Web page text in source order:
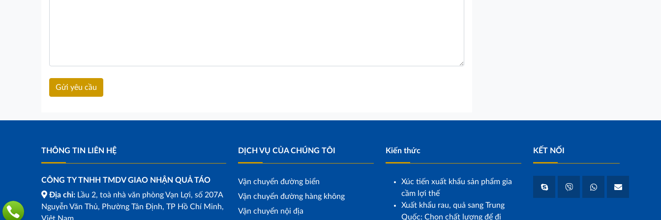
THÔNG TIN LIÊN HỆ
CÔNG TY TNHH TMDV GIAO NHẬN QUẢ TÁO
Địa chỉ: Lầu 2, toà nhà văn phòng Vạn Lợi, số 207A
Nguyễn Văn Thủ, Phường Tân Định, TP Hồ Chí Minh,
DỊCH VỤ CỦA CHÚNG TÔI
Vận chuyển đường biển
Vận chuyển đường hàng không
Vận chuyển nội địa
Kiến thức
Xúc tiến xuất khẩu sản phẩm gia
cầm lợi thế
Xuất khẩu rau, quả sang Trung
Quốc: Chọn chất lượng để đi
KẾT NỐI